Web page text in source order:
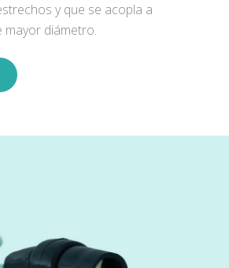
y que se acopla a
mayor diámetro.